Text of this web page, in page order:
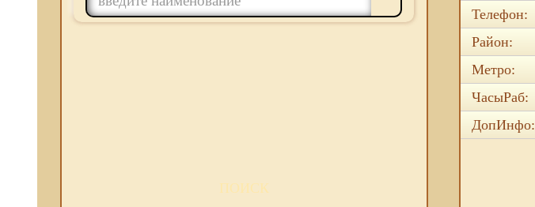
ПОИСК
Телефон:
Район:
Метро:
ЧасыРаб:
ДопИнфо: